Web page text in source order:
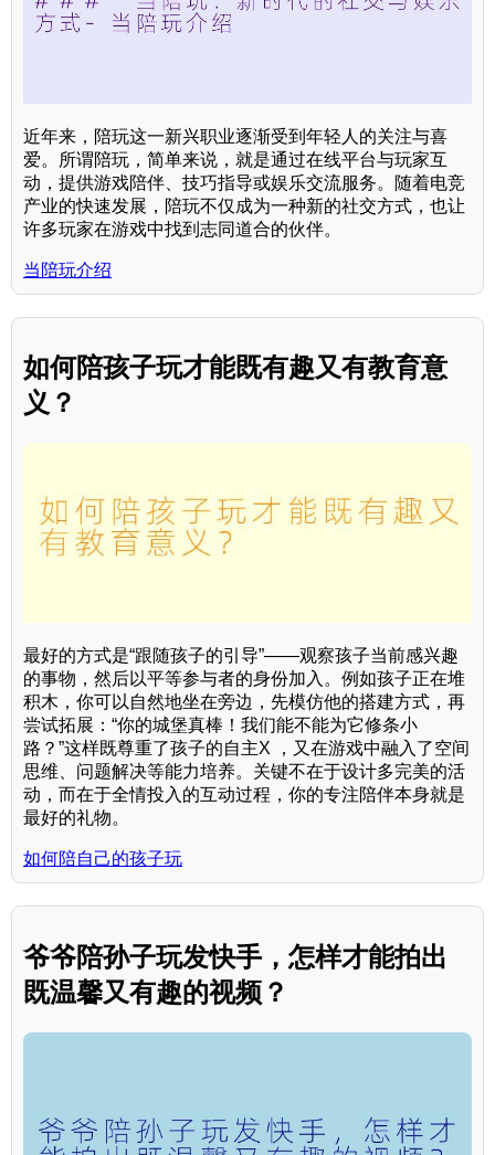
近年来，陪玩这一新兴职业逐渐受到年轻人的关注与喜
爱。所谓陪玩，简单来说，就是通过在线平台与玩家互
动，提供游戏陪伴、技巧指导或娱乐交流服务。随着电竞
产业的快速发展，陪玩不仅成为一种新的社交方式，也让
许多玩家在游戏中找到志同道合的伙伴。
当陪玩介绍
如何陪孩子玩才能既有趣又有教育意
义？
最好的方式是“跟随孩子的引导”——观察孩子当前感兴趣
的事物，然后以平等参与者的身份加入。例如孩子正在堆
积木，你可以自然地坐在旁边，先模仿他的搭建方式，再
尝试拓展：“你的城堡真棒！我们能不能为它修条小
路？”这样既尊重了孩子的自主X ，又在游戏中融入了空间
思维、问题解决等能力培养。关键不在于设计多完美的活
动，而在于全情投入的互动过程，你的专注陪伴本身就是
最好的礼物。
如何陪自己的孩子玩
爷爷陪孙子玩发快手，怎样才能拍出
既温馨又有趣的视频？